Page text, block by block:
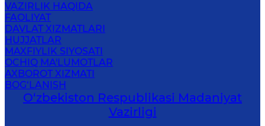
VAZIRLIK HAQIDA
FAOLIYAT
DAVLAT XIZMATLARI
HUJJATLAR
MAXFIYLIK SIYOSATI
OCHIQ MA'LUMOTLAR
AXBOROT XIZMATI
BOG‘LANISH
O‘zbekiston Respublikasi Madaniyat
Vazirligi